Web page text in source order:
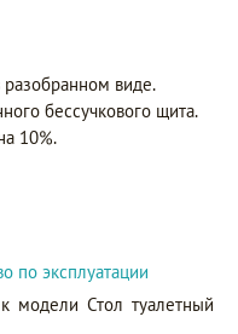
виде.
бессучкового щита.
10%.
по эксплуатации
модели Стол туалетный